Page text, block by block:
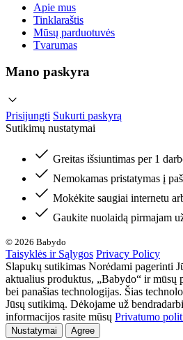
Apie mus
Tinklaraštis
Mūsų parduotuvės
Tvarumas
Mano paskyra
Prisijungti Sukurti paskyrą
Sutikimų nustatymai
Greitas išsiuntimas per 1
Nemokamas pristatymas į
Mokėkite saugiai internetu
Gaukite nuolaidą pirmajam
© 2026 Babydo
Taisyklės ir Sąlygos Privacy Policy
Slapukų sutikimas Norėdami pagerinti
aktualius produktus, „Babydo“ ir mūsų
bei panašias technologijas. Šias
Jūsų sutikimą. Dėkojame už
informacijos rasite mūsų Privatumo
Nustatymai Agree